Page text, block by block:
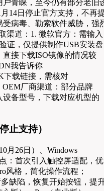
青睐，至今仍有部分老旧
14日停止官方支持，不再
病毒、勒索软件威胁，强
渠道：1. 微软官方：需输入
证，仅提供制作USB安装盘
接下载ISO镜像的情况较
我告诉你
下载链接，需核对
厂商渠道：部分品牌
设备型号，下载对应机型的
止支持）
月26日）、Windows
：首次引入触控屏适配，优
风格，简化操作流程；
多缺陷，恢复开始按钮，提